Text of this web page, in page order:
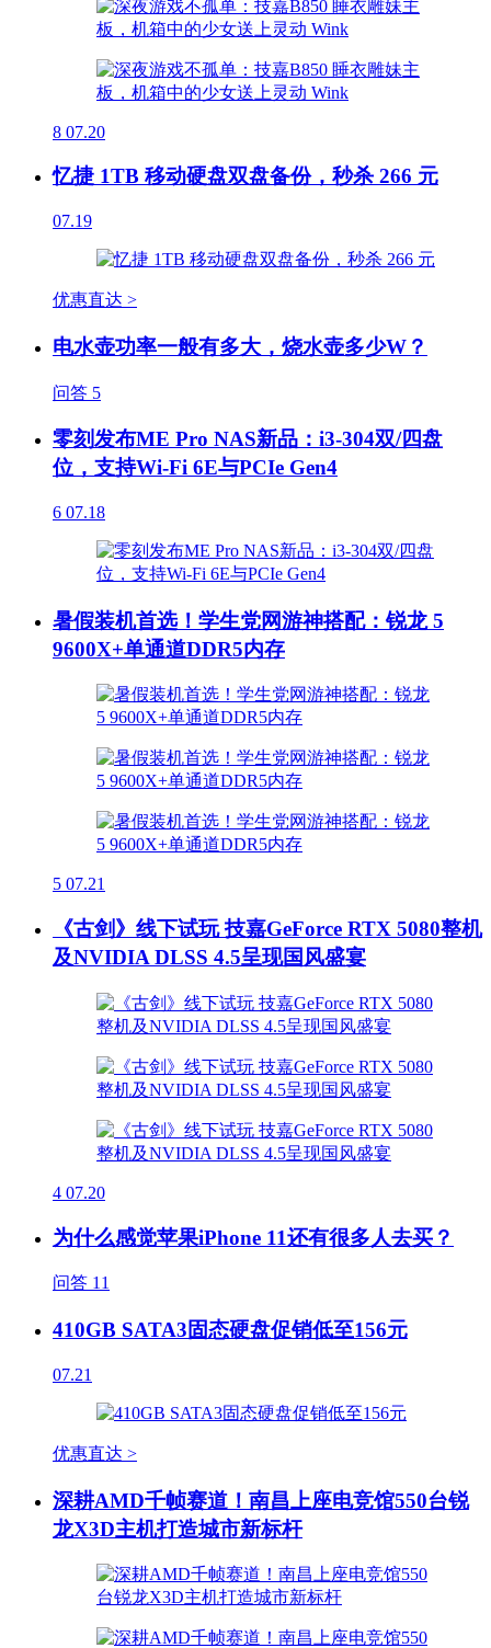
8 07.20
忆捷 1TB 移动硬盘双盘备份，秒杀 266 元
07.19
优惠直达 >
电水壶功率一般有多大，烧水壶多少W？
问答 5
零刻发布ME Pro NAS新品：i3-304双/四盘
位，支持Wi-Fi 6E与PCIe Gen4
6 07.18
暑假装机首选！学生党网游神搭配：锐龙 5
9600X+单通道DDR5内存
5 07.21
《古剑》线下试玩 技嘉GeForce RTX 5080整机
及NVIDIA DLSS 4.5呈现国风盛宴
4 07.20
为什么感觉苹果iPhone 11还有很多人去买？
问答 11
410GB SATA3固态硬盘促销低至156元
07.21
优惠直达 >
深耕AMD千帧赛道！南昌上座电竞馆550台锐
龙X3D主机打造城市新标杆